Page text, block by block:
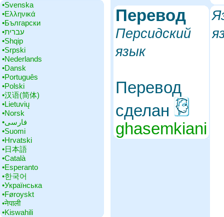
•‎Svenska
•‎Ελληνικά
•‎Български
•‎עברית
•‎Shqip
•‎Srpski
•‎Nederlands
•‎Dansk
•‎Português
•‎Polski
•‎汉语(简体)
•‎Lietuvių
•‎Norsk
•‎فارسی
•‎Suomi
•‎Hrvatski
•‎日本語
•‎Català
•‎Esperanto
•‎한국어
•‎Українська
•‎Føroyskt
•‎नेपाली
•‎Kiswahili
Перевод
Персидский
язык
Перевод
сделан
ghasemkiani